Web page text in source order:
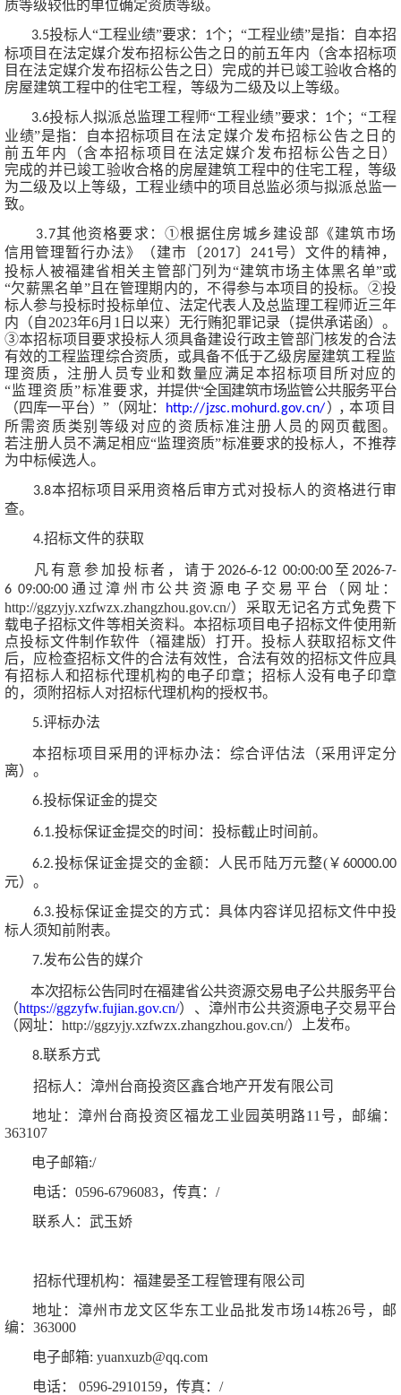
质等级较低的单位确定资质等级。
3.5投标人“工程业绩”要求： 1个； “工程业绩”是指：自本招
标项目在法定媒介发布招标公告之日的前五年内（含本招标项
目在法定媒介发布招标公告之日）完成的并已竣工验收合格的
房屋建筑工程中的住宅工程，等级为二级及以上等级。
3.6投标人拟派总监理工程师“工程业绩”要求： 1个；“工程
业绩”是指：自本招标项 目在法定媒介发布招标公告之日的
前五年内（含本招标项目在法定媒介发布招标公告之 日）
完成的并已竣工验收合格的房屋建筑工程中的住宅工程 ， 等级
为二级及以上等级，工程业绩中的项目总监必须与拟派总监一
致。
3.7其他资格要求：①根据住房城乡建设部《建筑市场
信用管理暂行办法》（建市 〔2017〕 241号）文件的精神，
投标人被福建省相关主管部门列为“建筑市场主体黑名单”或
“欠薪黑名单”且在管理期内的，不得参与本项目的投标。②投
标人参与投标时投标单位、法定代表人及总监理工程师近三年
内 （自 2023年6月1日以来） 无行贿犯罪记录 （提供承诺函）。
③本招标项目要求投标人须具备建设行政主管部门核发的合法
有效的工程监理综合资质，或具备不低于乙级房屋建筑工程监
理资质，注册人员专业和数量应满足本招标项目所对应的
“监理资质”标准要求，并提供“全国建筑市场监管公共服务平台
（四库一平台）”（网址： http://jzsc.mohurd.gov.cn/），本项目
所需资质类别等级对应的资质标准注册人员的网页截 图。
若注册人员不满足相应“监理资质”标准要求的投标人，不推荐
为中标候选人。
3.8本招标项目采用资格后审方式对投标人的资格进行审
查。
4.招标文件的获取
凡有意参加投标者，请于2026-6-12 00:00:00至 2026-7-
6 09:00:00 通过 漳州市公共资源电子交易平台（网址：
http://ggzyjy.xzfwzx.zhangzhou.gov.cn/） 采取无记名方式免费下
载电子招标文件等相关资料。本招标项目电子招标文件使用新
点投标文件制作软件（福建版）打开。投标人获取招标文件
后，应检查招标文件的合法有效性，合法有效的招标文件应具
有招标人和招标代理机构的电子印章；招标人没有电子印章
的，须附招标人对招标代理机构的授权书。
5.评标办法
本招标项目采用的评标办法：综合评估法（采用评定分
离）。
6.投标保证金的提交
6.1.投标保证金提交的时间：投标截止时间前。
6.2.投标保证金提交的金额：人民币陆万元整(￥60000.00
元）。
6.3.投标保证金提交的方式：具体内容详见招标文件中投
标人须知前附表。
7.发布公告的媒介
本次招标公告同时在福建省公共资源交易电子公共服务平台
（https://ggzyfw.fujian.gov.cn/） 、 漳州市公共资源电子交易平台
（网址： http://ggzyjy.xzfwzx.zhangzhou.gov.cn/） 上发布。
8.联系方式
招标人： 漳州台商投资区鑫合地产开发有限公司
地址：漳州台商投资区福龙工业园英明路11号，邮编：
363107
电子邮箱:/
电话： 0596-6796083，传真：/
联系人： 武玉娇
招标代理机构： 福建晏圣工程管理有限公司
地址： 漳州市龙文区华东工业品批发市场14栋26号 ，邮
编： 363000
电子邮箱: yuanxuzb@qq.com
电话：
0596-2910159，传真： /